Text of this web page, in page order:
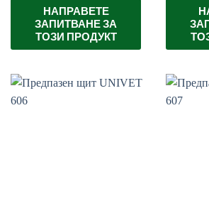
НАПРАВЕТЕ
ЗАПИТВАНЕ ЗА
ТОЗИ ПРОДУКТ